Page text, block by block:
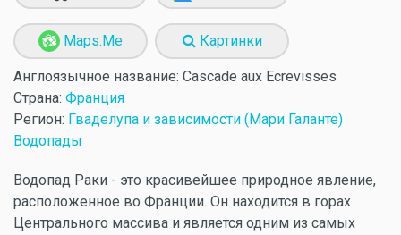
Maps.Me Картинки
Англоязычное название: Cascade aux Ecrevisses
Страна: Франция
Регион: Гваделупа и зависимости (Мари Галанте)
Водопады
Водопад Раки - это красивейшее природное явление,
расположенное во Франции. Он находится в горах
Центрального массива и является одним из самых